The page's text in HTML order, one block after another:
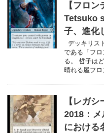
【フロ
Tetsuko
子、進化
デッキリス
である「フ
る。 哲子は
晴れる屋フ
【レガ
2018：メ
における